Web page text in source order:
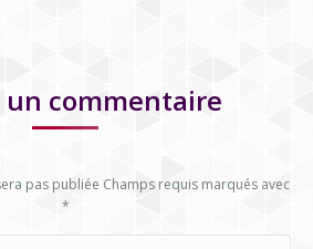
un commentaire
pas publiée Champs requis marqués avec
*